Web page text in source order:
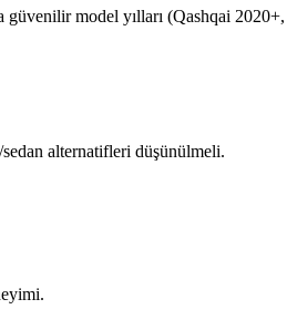
model yılları (Qashqai
alternatifleri düşünülmeli.